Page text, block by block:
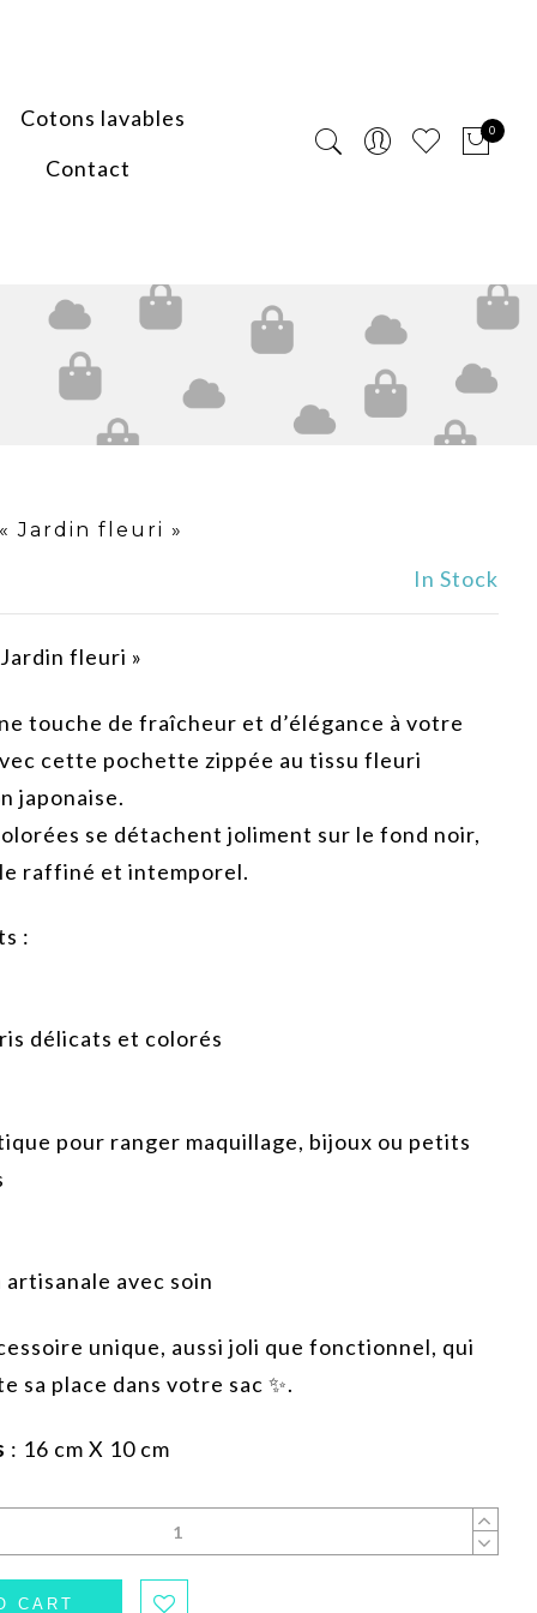
Cotons lavables
Contact
0
Jardin fleuri »
In Stock
fleuri »
touche de fraîcheur et d’élégance à votre
cette pochette zippée au tissu fleuri
japonaise.
se détachent joliment sur le fond noir,
raffiné et intemporel.
:
délicats et colorés
pour ranger maquillage, bijoux ou petits
avec soin
unique, aussi joli que fonctionnel, qui
sa place dans votre sac ✨.
: 16 cm X 10 cm
CART